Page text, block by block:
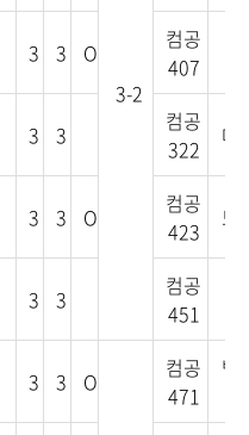
3-2
3 3 O
컴공
407
3 3
컴공
322
데
3 3 O
컴공
423
모
3 3
컴공
451
3 3 O
컴공
471
백